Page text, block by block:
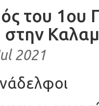
του 1ου
στην
2021